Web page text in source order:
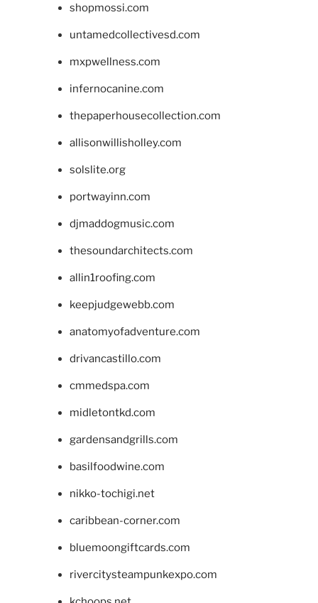
shopmossi.com
untamedcollectivesd.com
mxpwellness.com
infernocanine.com
thepaperhousecollection.com
allisonwillisholley.com
solslite.org
portwayinn.com
djmaddogmusic.com
thesoundarchitects.com
allin1roofing.com
keepjudgewebb.com
anatomyofadventure.com
drivancastillo.com
cmmedspa.com
midletontkd.com
gardensandgrills.com
basilfoodwine.com
nikko-tochigi.net
caribbean-corner.com
bluemoongiftcards.com
rivercitysteampunkexpo.com